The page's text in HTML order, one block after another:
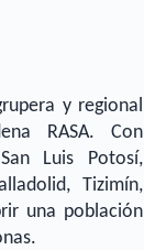
y regional
RASA. Con
Luis Potosí,
Tizimín,
una población